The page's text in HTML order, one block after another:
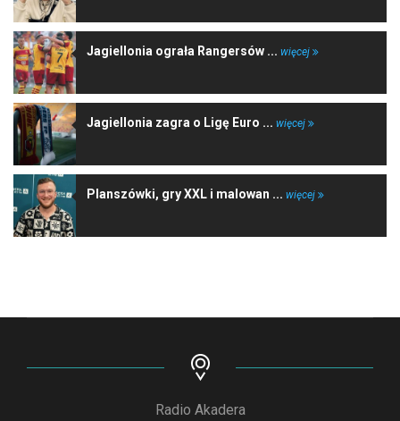
Jagiellonia ograła Rangersów ... więcej
Jagiellonia zagra o Ligę Euro ... więcej
Planszówki, gry XXL i malowan ... więcej
Radio Akadera